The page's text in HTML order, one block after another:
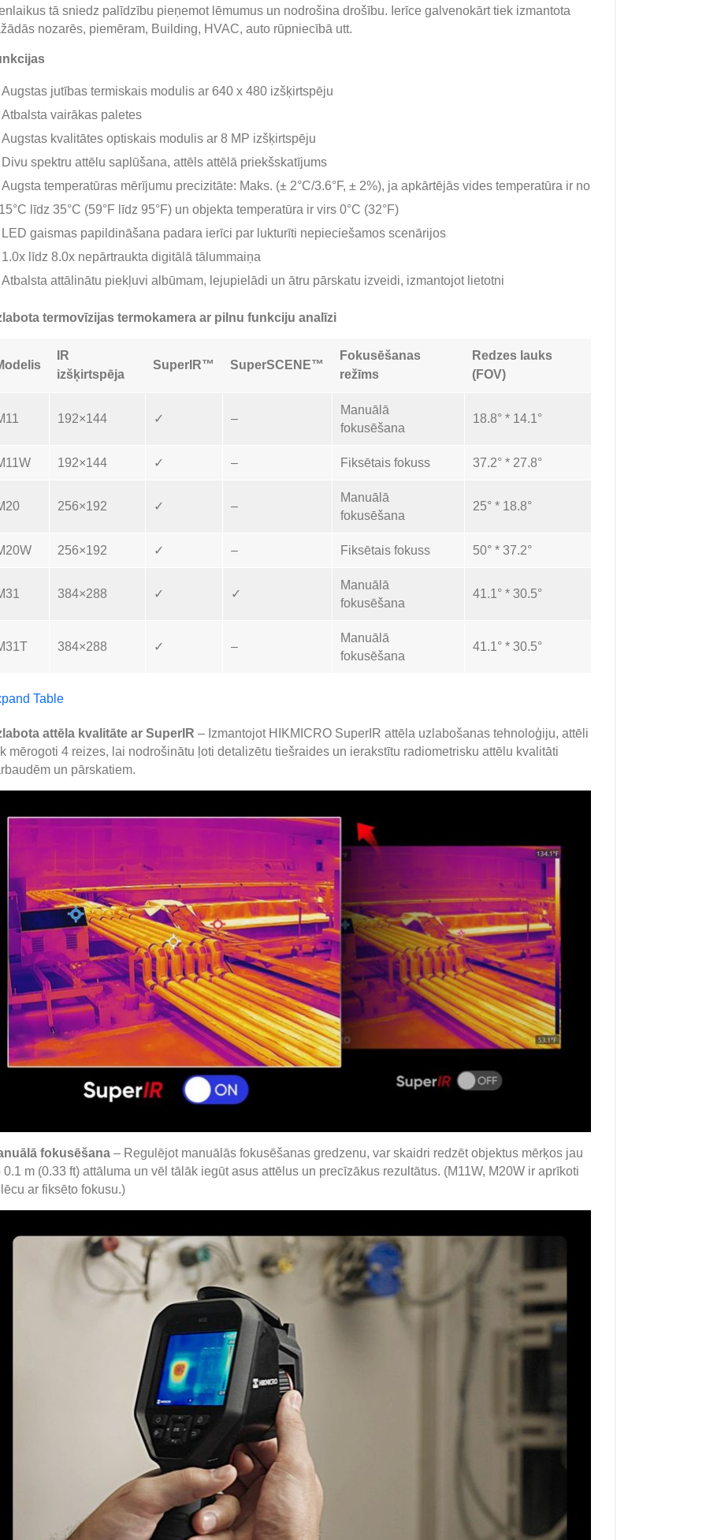
tā sniedz palīdzību pieņemot lēmumus un nodrošina drošību. Ierīce galvenokārt tiek izmantota
nozarēs, piemēram, Building, HVAC, auto rūpniecībā utt.
Augstas jutības termiskais modulis ar 640 x 480 izšķirtspēju
Atbalsta vairākas paletes
Augstas kvalitātes optiskais modulis ar 8 MP izšķirtspēju
Divu spektru attēlu saplūšana, attēls attēlā priekšskatījums
Augsta temperatūras mērījumu precizitāte: Maks. (± 2°C/3.6°F, ± 2%), ja apkārtējās vides temperatūra ir no
līdz 35°C (59°F līdz 95°F) un objekta temperatūra ir virs 0°C (32°F)
LED gaismas papildināšana padara ierīci par lukturīti nepieciešamos scenārijos
1.0x līdz 8.0x nepārtraukta digitālā tālummaiņa
Atbalsta attālinātu piekļuvi albūmam, lejupielādi un ātru pārskatu izveidi, izmantojot lietotni
termovīzijas termokamera ar pilnu funkciju analīzi
IR
izšķirtspēja
SuperIR™ SuperSCENE™
Fokusēšanas
režīms
Redzes lauks
(FOV)
192×144 ✓ –
Manuālā
fokusēšana
18.8° * 14.1°
192×144 ✓ – Fiksētais fokuss 37.2° * 27.8°
256×192 ✓ –
Manuālā
fokusēšana
25° * 18.8°
256×192 ✓ – Fiksētais fokuss 50° * 37.2°
384×288 ✓ ✓
Manuālā
fokusēšana
41.1° * 30.5°
384×288 ✓ –
Manuālā
fokusēšana
41.1° * 30.5°
Table
attēla kvalitāte ar SuperIR – Izmantojot HIKMICRO SuperIR attēla uzlabošanas tehnoloģiju, attēli
mērogoti 4 reizes, lai nodrošinātu ļoti detalizētu tiešraides un ierakstītu radiometrisku attēlu kvalitāti
un pārskatiem.
fokusēšana – Regulējot manuālās fokusēšanas gredzenu, var skaidri redzēt objektus mērķos jau
0.1 m (0.33 ft) attāluma un vēl tālāk iegūt asus attēlus un precīzākus rezultātus. (M11W, M20W ir aprīkoti
ar fiksēto fokusu.)